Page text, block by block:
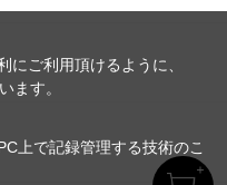
にご利用頂けるように、
ます。
上で記録管理する技術のこ